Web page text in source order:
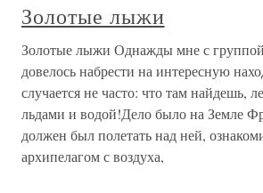
Золотые лыжи
Золотые лыжи Однажды мне с
довелось набрести на интересную
случается не часто: что там найдешь,
льдами и водой!Дело было на Земле
должен был полетать над ней,
архипелагом с воздуха,